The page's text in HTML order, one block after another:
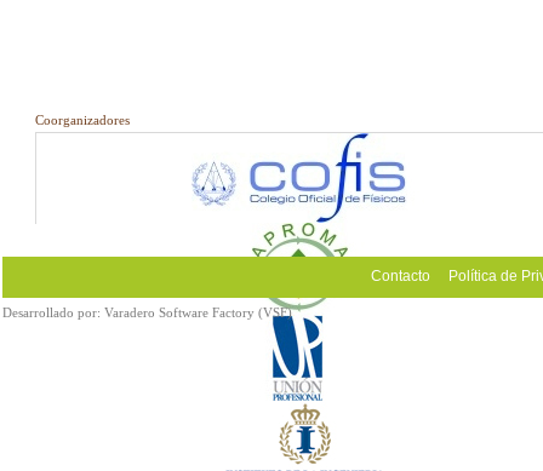
Coorganizadores
Contacto Política de
Desarrollado por: Varadero Software Factory (VSF)